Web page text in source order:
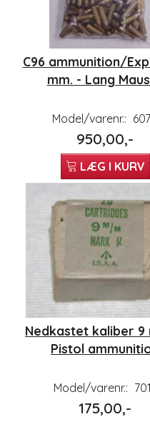
C96 ammunition/
mm. - Lang
Model/varenr.:
950,00,-
LÆG I KURV
Nedkastet kaliber 9
Pistol
Model/varenr.:
175,00,-